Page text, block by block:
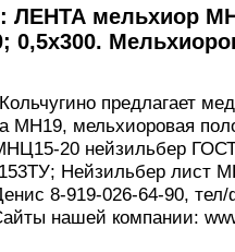
ЛЕНТА мельхиор
0,5х300.
предлагает
МН19, мельхиоровая
20 нейзильбер
Нейзильбер лист
8-919-026-64-90,
нашей компании: